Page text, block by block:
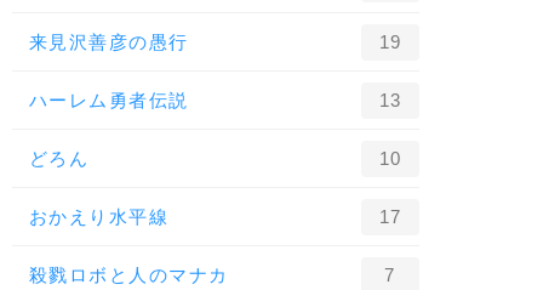
来見沢善彦の愚行 19
ハーレム勇者伝説 13
どろん 10
おかえり水平線 17
殺戮ロボと人のマナカ 7